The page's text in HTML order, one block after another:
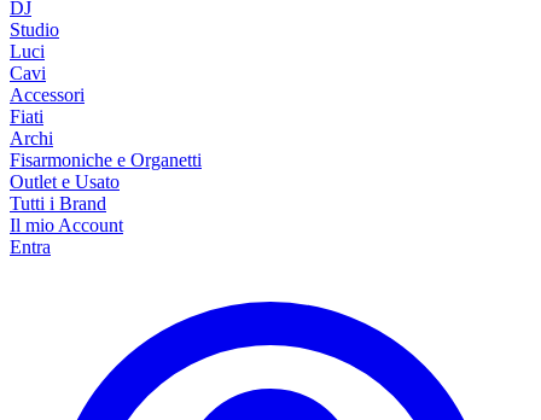
DJ
Studio
Luci
Cavi
Accessori
Fiati
Archi
Fisarmoniche e Organetti
Outlet e Usato
Tutti i Brand
Il mio Account
Entra